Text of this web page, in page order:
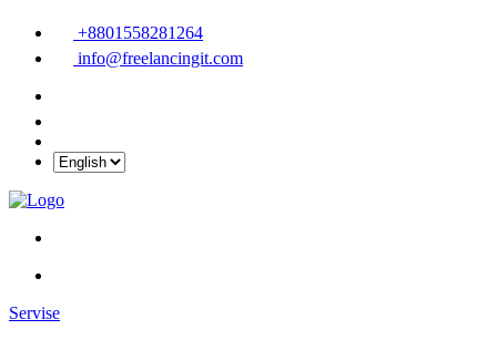
+8801558281264
info@freelancingit.com
Servise